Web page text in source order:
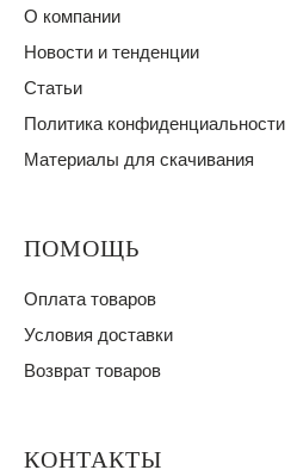
О компании
Новости и тенденции
Статьи
Политика конфиденциальности
Материалы для скачивания
ПОМОЩЬ
Оплата товаров
Условия доставки
Возврат товаров
КОНТАКТЫ